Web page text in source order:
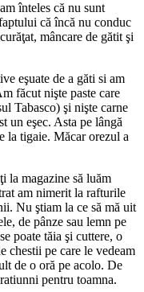
înteles că nu sunt
că încă nu conduc
mâncare de gătit şi
eşuate de a găti si am
făcut nişte paste care
Tabasco) şi nişte carne
un eşec. Asta pe lângă
la tigaie. Măcar orezul a
la magazine să luăm
am nimerit la rafturile
Nu ştiam la ce să mă uit
de pânze sau lemn pe
poate tăia şi cuttere, o
chestii pe care le vedeam
de o oră pe acolo. De
pentru toamna.